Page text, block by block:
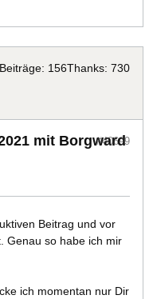
156Thanks: 730
mit Borgward
#40699
Beitrag und vor
Genau so habe ich mir
ich momentan nur Dir